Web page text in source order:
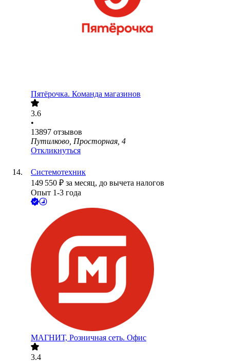
Пятёрочка. Команда магазинов
3.6
•
13897 отзывов
Путилково, Просторная, 4
Откликнуться
Системотехник
149 550 ₽ за месяц, до вычета налогов
Опыт 1-3 года
МАГНИТ, Розничная сеть. Офис
3.4